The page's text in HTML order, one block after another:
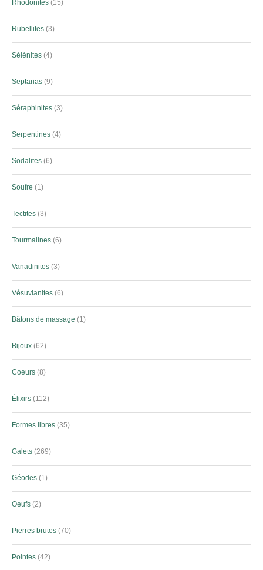
Rhodonites 15
Rubellites 3
Sélénites 4
Septarias 9
Séraphinites 3
Serpentines 4
Sodalites 6
Soufre 1
Tectites 3
Tourmalines 6
Vanadinites 3
Vésuvianites 6
Bâtons de massage 1
Bijoux 62
Coeurs 8
Élixirs 112
Formes libres 35
Galets 269
Géodes 1
Oeufs 2
Pierres brutes 70
Pointes 42